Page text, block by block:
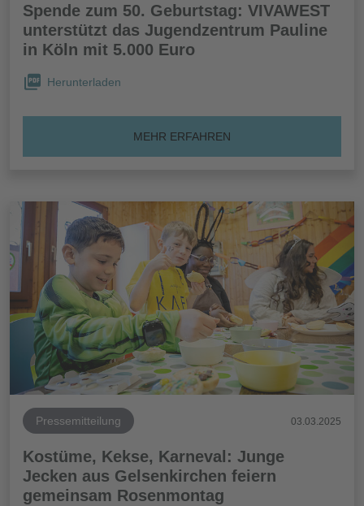
Spende zum 50. Geburtstag: VIVAWEST
unterstützt das Jugendzentrum Pauline
in Köln mit 5.000 Euro
Herunterladen
MEHR ERFAHREN
Pressemitteilung 03.03.2025
Kostüme, Kekse, Karneval: Junge
Jecken aus Gelsenkirchen feiern
gemeinsam Rosenmontag